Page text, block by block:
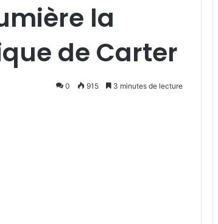
la
de Carter
0 915 3 minutes de lecture